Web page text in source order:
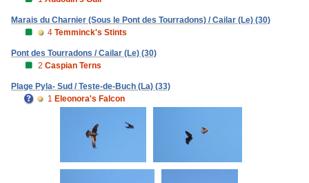
Marais du Charnier (Sous le Pont des Tourradons) / Cailar (Le) (30)
4 Temminck's Stints
Pont des Tourradons / Cailar (Le) (30)
2 Caspian Terns
Plage Pyla- Sud / Teste-de-Buch (La) (33)
1 Eleonora's Falcon